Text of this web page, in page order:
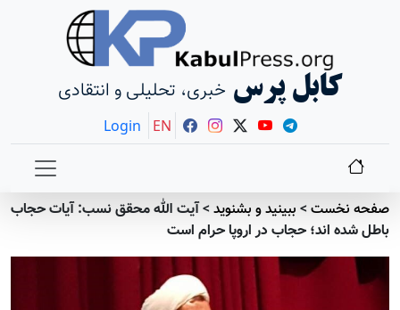
کابل پرس خبری، تحلیلی و انتقادی
Login EN
صفحه نخست> ببينيد و بشنويد>آیت الله محقق نسب: آیات حجاب
باطل شده اند؛ حجاب در اروپا حرام است